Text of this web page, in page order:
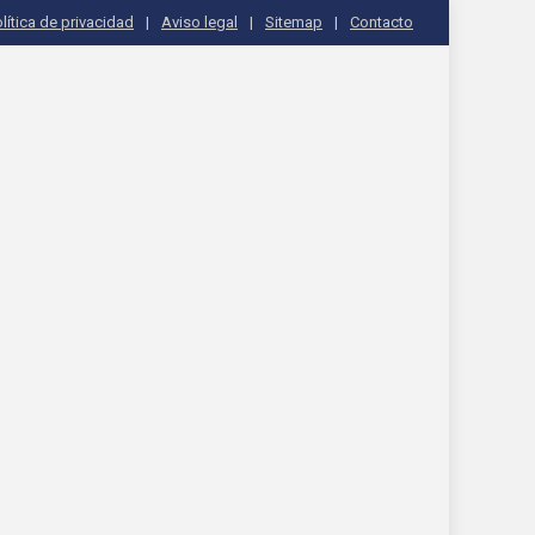
de privacidad Aviso legal Sitemap Contacto